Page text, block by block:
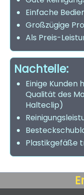
Einfache
Großzügige
Als Preis-
Nachteile:
Einige
Qualität des
Halteclip)
Plastikgefäße